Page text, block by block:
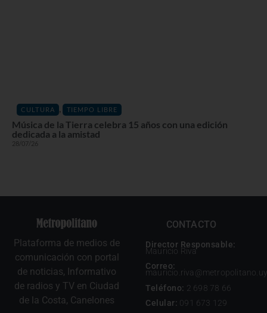
CULTURA , TIEMPO LIBRE
Música de la Tierra celebra 15 años con una edición
dedicada a la amistad
28/07/26
Plataforma de medios de
comunicación con portal
de noticias, Informativo
de radios y TV en Ciudad
de la Costa, Canelones
CONTACTO
Director Responsable:
Mauricio Riva
Correo:
mauricio.riva@metropolitano.uy
Teléfono: 2 698 78 66
Celular: 091 673 129